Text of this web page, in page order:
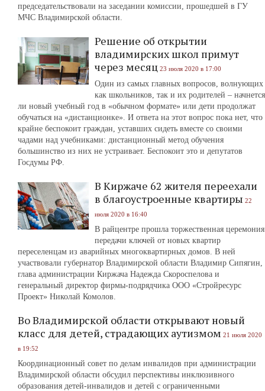
председательствовали на заседании комиссии, прошедшей в ГУ
МЧС Владимирской области.
Решение об открытии
владимирских школ примут
через месяц 23 июля 2020 в 17:00
Один из самых главных вопросов, волнующих
как школьников, так и их родителей – начнется
ли новый учебный год в «обычном формате» или дети продолжат
обучаться на «дистанционке». И ответа на этот вопрос пока нет, что
крайне беспокоит граждан, уставших сидеть вместе со своими
чадами над учебниками: дистанционный метод обучения
большинство из них не устраивает. Беспокоит это и депутатов
Госдумы РФ.
В Киржаче 62 жителя переехали
в благоустроенные квартиры 22
июля 2020 в 16:40
В райцентре прошла торжественная церемония
передачи ключей от новых квартир
переселенцам из аварийных многоквартирных домов. В ней
участвовали губернатор Владимирской области Владимир Сипягин,
глава администрации Киржача Надежда Скороспелова и
генеральный директор фирмы-подрядчика ООО «Стройресурс
Проект» Николай Комолов.
Во Владимирской области открывают новый
класс для детей, страдающих аутизмом 21 июля 2020
в 19:52
Координационный совет по делам инвалидов при администрации
Владимирской области обсудил перспективы инклюзивного
образования детей-инвалидов и детей с ограниченными